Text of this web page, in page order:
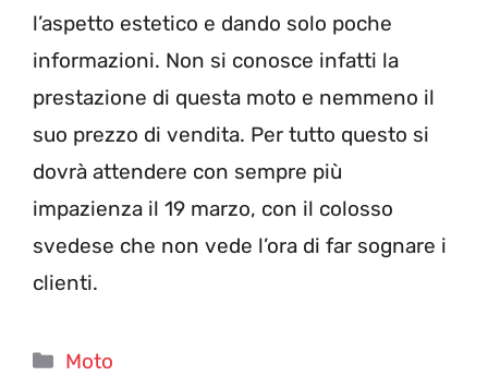
l’aspetto estetico e dando solo poche
informazioni. Non si conosce infatti la
prestazione di questa moto e nemmeno il
suo prezzo di vendita. Per tutto questo si
dovrà attendere con sempre più
impazienza il 19 marzo, con il colosso
svedese che non vede l’ora di far sognare i
clienti.
Categorie
Moto